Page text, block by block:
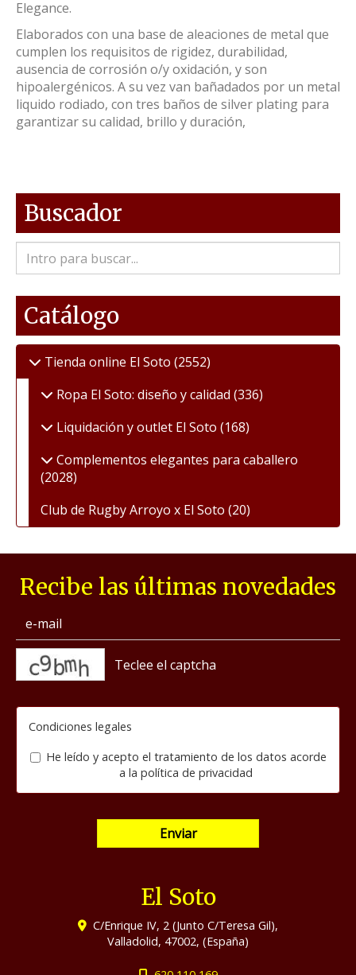
Elegance.
Elaborados con una base de aleaciones de metal que
cumplen los requisitos de rigidez, durabilidad,
ausencia de corrosión o/y oxidación, y son
hipoalergénicos. A su vez van bañadados por un metal
liquido rodiado, con tres baños de silver plating para
garantizar su calidad, brillo y duración,
Buscador
Catálogo
Tienda online El Soto (2552)
Ropa El Soto: diseño y calidad (336)
Liquidación y outlet El Soto (168)
Complementos elegantes para caballero
(2028)
Club de Rugby Arroyo x El Soto (20)
Recibe las últimas novedades
Condiciones legales
He leído y acepto el tratamiento de los datos acorde
a la política de privacidad
Enviar
El Soto
C/Enrique IV, 2 (Junto C/Teresa Gil),
Valladolid, 47002, (España)